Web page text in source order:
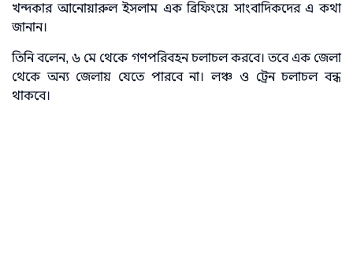
খন্দকার আনোয়ারুল ইসলাম এক ব্রিফিংয়ে সাংবাদিকদের এ কথা
জানান।
তিনি বলেন, ৬ মে থেকে গণপরিবহন চলাচল করবে। তবে এক জেলা
থেকে অন্য জেলায় যেতে পারবে না। লঞ্চ ও ট্রেন চলাচল বন্ধ
থাকবে।